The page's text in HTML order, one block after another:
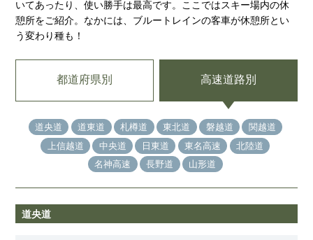
いてあったり、使い勝手は最高です。ここではスキー場内の休
憩所をご紹介。なかには、ブルートレインの客車が休憩所とい
う変わり種も！
都道府県別 高速道路別
道央道 道東道 札樽道 東北道 磐越道
関越道
上信越道
中央道 日東道 東名高速
北陸道
名神高速
長野道 山形道
道央道